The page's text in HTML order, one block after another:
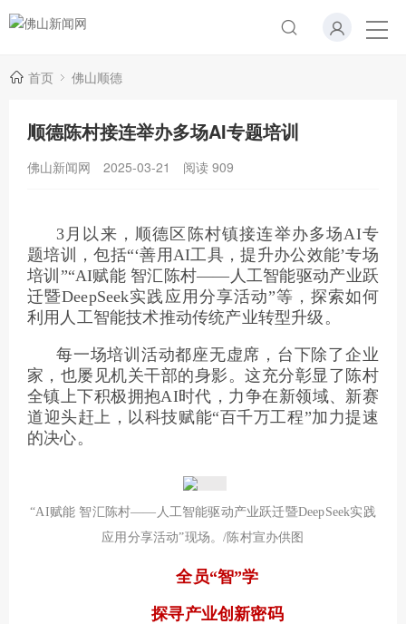
首页 佛山顺德
顺德陈村接连举办多场AI专题培训
佛山新闻网 2025-03-21 阅读 909
3月以来，顺德区陈村镇接连举办多场AI专
题培训，包括“‘善用AI工具，提升办公效能’专场
培训”“AI赋能 智汇陈村——人工智能驱动产业跃
迁暨DeepSeek实践应用分享活动”等，探索如何
利用人工智能技术推动传统产业转型升级。
每一场培训活动都座无虚席，台下除了企业
家，也屡见机关干部的身影。这充分彰显了陈村
全镇上下积极拥抱AI时代，力争在新领域、新赛
道迎头赶上，以科技赋能“百千万工程”加力提速
的决心。
“AI赋能 智汇陈村——人工智能驱动产业跃迁暨DeepSeek实践
应用分享活动”现场。/陈村宣办供图
全员“智”学
探寻产业创新密码